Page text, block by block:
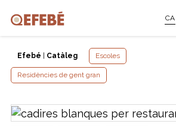
CA
Efebé Catàleg Escoles
Residències de gent gran